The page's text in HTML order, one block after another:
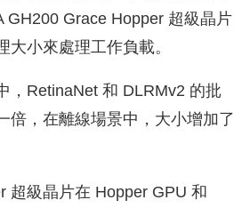
GH200 Grace Hopper 超級晶片
大小來處理工作負載。
，RetinaNet 和 DLRMv2 的批
倍，在離線場景中，大小增加了
超級晶片在 Hopper GPU 和